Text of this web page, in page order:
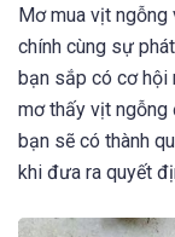
Mơ mua vịt
chính cùng sự
bạn sắp có cơ hội
mơ thấy vịt
bạn sẽ có thành
khi đưa ra quyết